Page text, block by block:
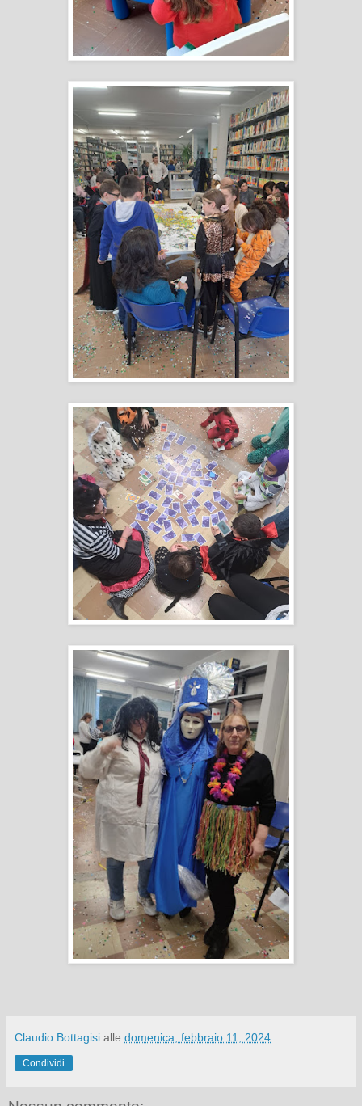
Claudio Bottagisi alle domenica, febbraio 11, 2024
Condividi